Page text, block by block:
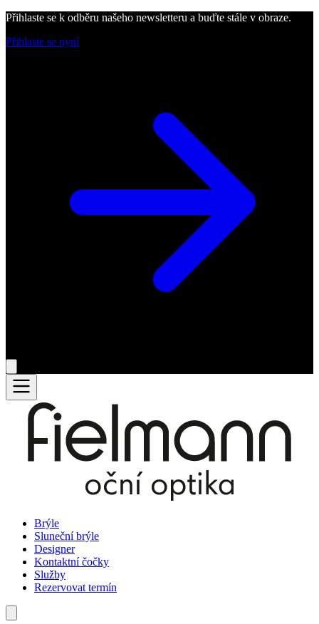
Přihlaste se k odběru našeho newsletteru a buďte stále v obraze.
Přihlaste se nyní
Brýle
Sluneční brýle
Designer
Kontaktní čočky
Služby
Rezervovat termín